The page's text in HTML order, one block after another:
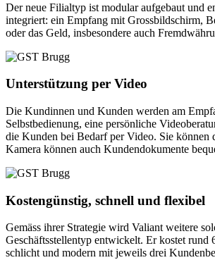
Der neue Filialtyp ist modular aufgebaut und
integriert: ein Empfang mit Grossbildschirm,
oder das Geld, insbesondere auch
Unterstützung per Video
Die Kundinnen und Kunden werden am
Selbstbedienung, eine persönliche
die Kunden bei Bedarf per Video. Sie können
Kamera können auch Kundendokumente
Kostengünstig, schnell und flexibel
Gemäss ihrer Strategie wird Valiant weitere
Geschäftsstellentyp entwickelt. Er kostet
schlicht und modern mit jeweils drei